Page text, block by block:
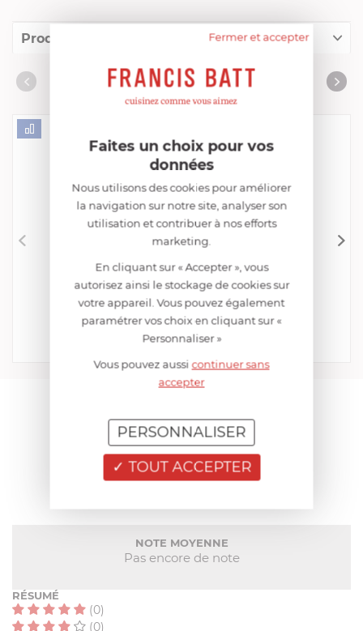
Produits conseillés
Consommables complémentaires
Livres de cuisine
PRODUITS CONSEILLÉS
CRISTEL
Éplucheur Economique
EN STOCK - ENVOI SOUS 24/48H
11,00 €
AVIS CLIENT
NOTE MOYENNE
Pas encore de note
RÉSUMÉ
(0)
(0)
Fermer et accepter
Faites un choix pour vos
données
Nous utilisons des cookies pour améliorer
la navigation sur notre site, analyser son
utilisation et contribuer à nos efforts
marketing.
En cliquant sur « Accepter », vous
autorisez ainsi le stockage de cookies sur
votre appareil. Vous pouvez également
paramétrer vos choix en cliquant sur «
Personnaliser »
Vous pouvez aussicontinuer sans
accepter
TOUT ACCEPTER
PERSONNALISER